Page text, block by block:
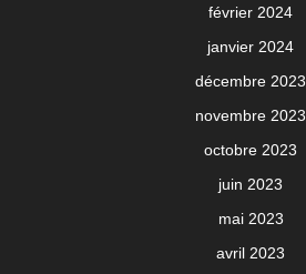
février 2024
janvier 2024
décembre 2023
novembre 2023
octobre 2023
juin 2023
mai 2023
avril 2023